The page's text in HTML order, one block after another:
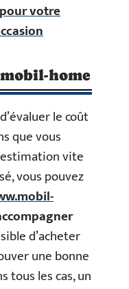
votre
home
le coût
que vous
vite
vous pouvez
d’acheter
une bonne
tous les cas, un